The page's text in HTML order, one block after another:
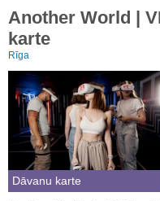
Another World |
karte
Rīga
Dāvanu karte